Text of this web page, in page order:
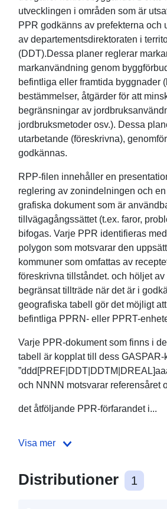
utvecklingen i områden som är
PPR godkänns av prefekterna och
av departementsdirektoraten i
(DDT).Dessa planer reglerar
markanvändning genom
befintliga eller framtida byggnader
bestämmelser, åtgärder för att
begränsningar av
jordbruksmetoder osv.). Dessa
utarbetande (föreskrivna),
godkännas.
RPP-filen innehåller en
reglering av zonindelningen och
grafiska dokument som är
tillvägagångssättet (t.ex. faror,
bifogas. Varje PPR identifieras
polygon som motsvarar den
kommuner som omfattas av
föreskrivna tillståndet. och höljet av
begränsat tillträde när det är i
geografiska tabell gör det möjligt
befintliga PPRN- eller PPRT-
Varje PPR-dokument som finns i
tabell är kopplat till dess GASPAR-
och NNNN motsvarar referensåret
det åtföljande PPR-förfarandet i...
Visa mer
Distributioner 1